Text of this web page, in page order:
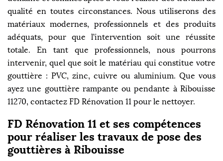
qualité en toutes circonstances. Nous utiliserons des
matériaux modernes, professionnels et des produits
adéquats, pour que l’intervention soit une réussite
totale. En tant que professionnels, nous pourrons
intervenir, quel que soit le matériau qui constitue votre
gouttière : PVC, zinc, cuivre ou aluminium. Que vous
ayez une gouttière rampante ou pendante à Ribouisse
11270, contactez FD Rénovation 11 pour le nettoyer.
FD Rénovation 11 et ses compétences
pour réaliser les travaux de pose des
gouttières à Ribouisse